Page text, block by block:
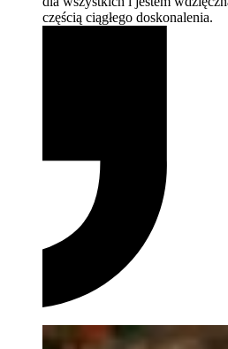
częścią ciągłego doskonalenia.